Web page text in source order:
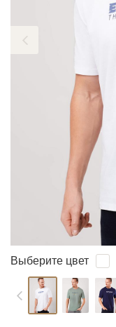
Выберите цвет